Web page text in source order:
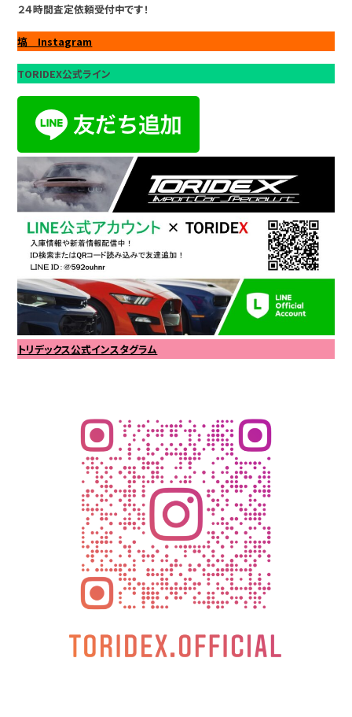
２４時間査定依頼受付中です！
塙 Instagram
TORIDEX公式ライン
トリデックス公式インスタグラム